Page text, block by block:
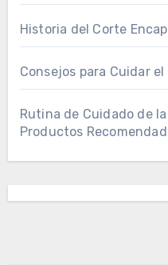
Historia del Corte
Consejos para Cuidar
Rutina de Cuidado de
Productos